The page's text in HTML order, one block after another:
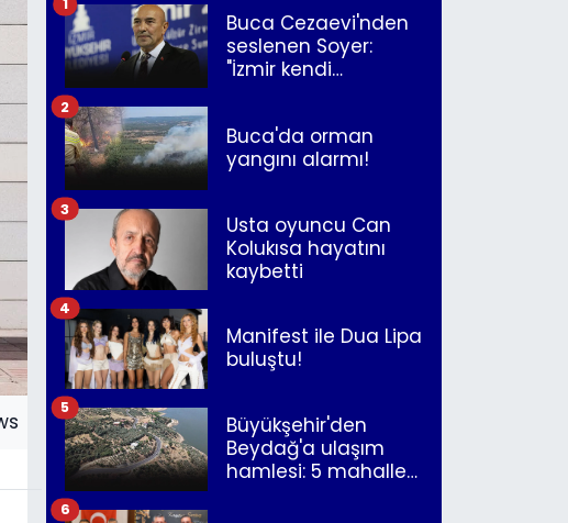
Buca Cezaevi'nden
seslenen Soyer:
"İzmir kendi
1
Buca'da orman
yangını alarmı!
2
Usta oyuncu Can
Kolukısa hayatını
kaybetti
3
Manifest ile Dua Lipa
buluştu!
4
Büyükşehir'den
Beydağ'a ulaşım
hamlesi: 5 mahalle
5
6